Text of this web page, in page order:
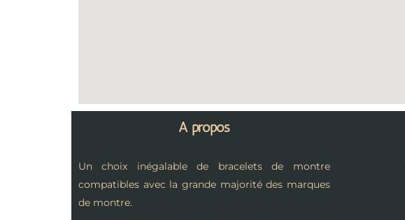
A propos
Un choix inégalable de bracelets de montre
compatibles avec la grande majorité des marques
de montre.